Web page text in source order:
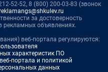
52-52, 8 (800) 200-03-83 (звонок
за достоверность
объявлениях.
веб-портала регулируются:
характеристик ПО
портала и политикой
данных